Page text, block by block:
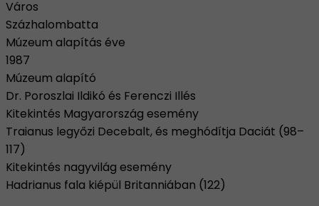
Város
Százhalombatta
Múzeum alapítás éve
1987
Múzeum alapító
Dr. Poroszlai Ildikó és Ferenczi Illés
Kitekintés Magyarország esemény
Traianus legyőzi Decebalt, és meghódítja Daciát (98–
117)
Kitekintés nagyvilág esemény
Hadrianus fala kiépül Britanniában (122)